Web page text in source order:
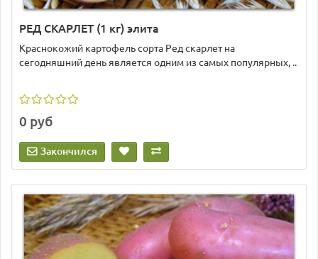
РЕД СКАРЛЕТ (1 кг) элита
Краснокожий картофель сорта Ред скарлет на
сегодняшний день является одним из самых популярных, ..
0 руб
Закончился